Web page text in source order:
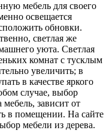
мебель для своего
освещается
обновки.
светлая же
уюта. Светлая
комнат с тусклым
увеличить; в
в качестве яркого
случае, выбор
мебель, зависит от
в помещении. На сайте
мебели из дерева.